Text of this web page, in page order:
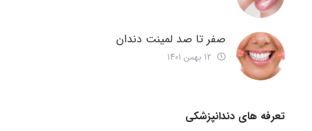
صفر تا صد لمینت دندان
تعرفه های دندانپزشکی